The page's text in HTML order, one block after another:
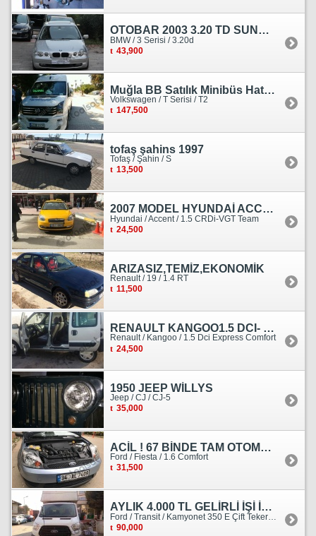
OTOBAR 2003 3.20 TD SUNROOF DERİ OTOMATİK DİZEL EMSALSİZ
BMW / 3 Serisi / 3.20d
43,900
Muğla BB Satılık Minibüs Hatı Volkswagen Crafter
Volkswagen / T Serisi / T2
147,500
tofaş şahins 1997
Tofaş / Şahin / S
13,500
2007 MODEL HYUNDAİ ACCENT ERA MOTOR YENİ YAPILDI
Hyundai / Accent / 1.5 CRDi-VGT Team
24,500
ARIZASIZ,TEMİZ,EKONOMİK
Renault / 19 / 1.4 RT
11,500
RENAULT KANGOO1.5 DCI- 138 KM
Renault / Kangoo / 1.5 Dci Express Comfort
24,500
1950 JEEP WİLLYS
Jeep / CJ / CJ-5
35,000
ACİL ! 67 BİNDE TAM OTOMATİK FORD FİESTA
Ford / Fiesta / 1.6 Comfort
31,500
AYLIK 4.000 TL GELİRLİ İŞİ İLE BİRLİKTE SATILIKTIR.
90,000